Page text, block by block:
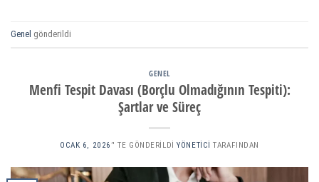
Genel gönderildi
GENEL
Menfi Tespit Davası (Borçlu Olmadığının Tespiti):
Şartlar ve Süreç
OCAK 6, 2026 ’' TE GÖNDERILDI YÖNETICI TARAFINDAN